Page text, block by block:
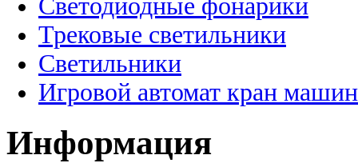
Светодиодные фонарики
Трековые светильники
Светильники
Игровой автомат кран
Информация